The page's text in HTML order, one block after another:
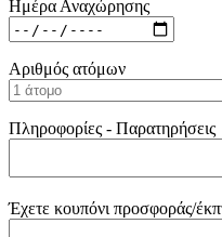
Ημέρα Αναχώρησης
Αριθμός ατόμων
Πληροφορίες - Παρατηρήσεις
Έχετε κουπόνι προσφοράς/